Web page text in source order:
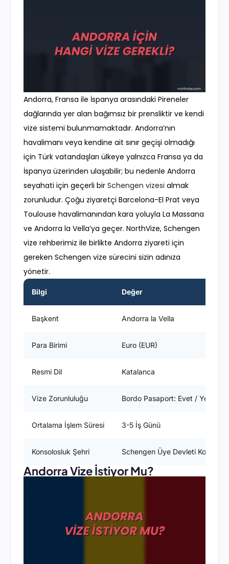
Andorra, Fransa ile İspanya arasındaki Pireneler
dağlarında yer alan bağımsız bir prensliktir ve kendi
vize sistemi bulunmamaktadır. Andorra’nın
havalimanı veya kendine ait sınır geçişi olmadığı
için Türk vatandaşları ülkeye yalnızca Fransa ya da
İspanya üzerinden ulaşabilir; bu nedenle Andorra
seyahati için geçerli bir Schengen vizesi almak
zorunludur. Çoğu ziyaretçi Barcelona-El Prat veya
Toulouse havalimanından kara yoluyla La Massana
ve Andorra la Vella’ya geçer. NorthVize, Schengen
vize rehberimiz ile birlikte Andorra ziyareti için
gereken Schengen vize sürecini sizin adınıza
yönetir.
Bilgi Değer
Başkent Andorra la Vella
Para Birimi Euro (EUR)
Resmi Dil Katalanca
Vize Zorunluluğu Bordo Pasaport: Evet / Yeşil
Ortalama İşlem Süresi 3-5 İş Günü
Konsolosluk Şehri Schengen Üye Devleti
Andorra Vize İstiyor Mu?